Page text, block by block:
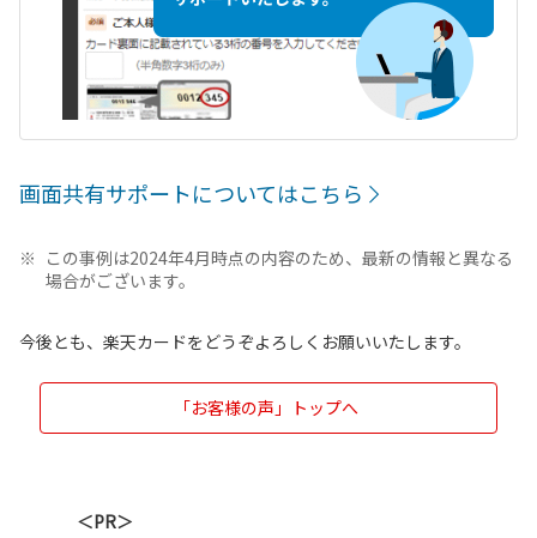
画面共有サポートについてはこちら
この事例は2024年4月時点の内容のため、最新の情報と異なる
場合がございます。
今後とも、楽天カードをどうぞよろしくお願いいたします。
「お客様の声」トップへ
＜PR＞